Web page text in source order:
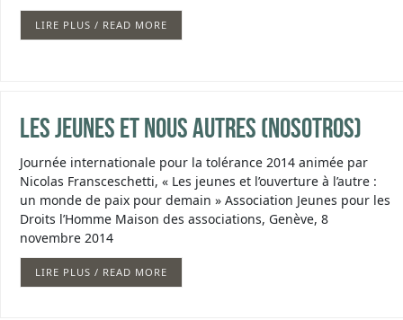
LIRE PLUS / READ MORE
Les jeunes et nous autres (nosotros)
Journée internationale pour la tolérance 2014 animée par
Nicolas Fransceschetti, « Les jeunes et l’ouverture à l’autre :
un monde de paix pour demain » Association Jeunes pour les
Droits l’Homme Maison des associations, Genève, 8
novembre 2014
LIRE PLUS / READ MORE